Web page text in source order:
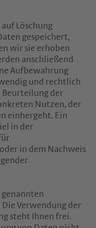
Löschung
gespeichert,
wir sie erhoben
anschließend
Aufbewahrung
und rechtlich
Beurteilung der
Nutzen, der
einhergeht. Ein
in der
in dem Nachweis
genannten
Verwendung der
steht Ihnen frei.